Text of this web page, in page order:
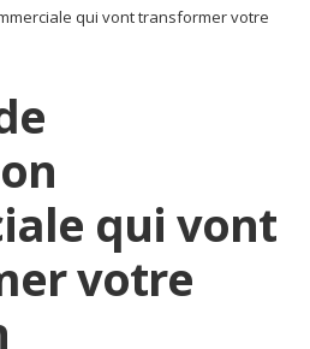
qui vont transformer votre
qui vont
votre